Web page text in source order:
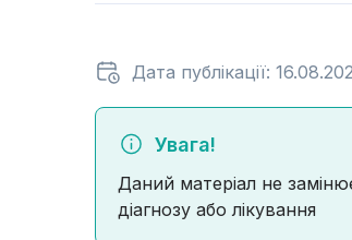
Дата публікації:
Увага!
Даний матеріал не
діагнозу або лікування